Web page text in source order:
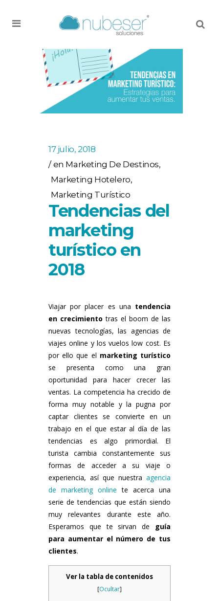
17 julio, 2018
en Marketing De Destinos,
Marketing Hotelero,
Marketing Turístico
Tendencias del
marketing
turístico en
2018
Viajar por placer es una tendencia
en crecimiento tras el boom de las
nuevas tecnologías, las agencias de
viajes online y los vuelos low cost. Es
por ello que el marketing turístico
se presenta como una gran
oportunidad para hacer crecer las
ventas. La competencia ha crecido de
forma muy notable y la pugna por
captar clientes se convierte en un
trabajo en el que estar al día de las
tendencias es algo primordial. El
turista cambia constantemente sus
formas de acceder a su viaje o
experiencia, así que nuestra agencia
de marketing online te acerca una
serie de tendencias que están siendo
muy relevantes durante este año.
Esperamos que te sirvan de guía
para aumentar el número de tus
clientes.
Ver la tabla de contenidos
[Ocultar]